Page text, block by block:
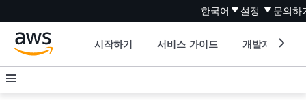
한국어 설정 문의하
시작하기 서비스 가이드 개발자 도구